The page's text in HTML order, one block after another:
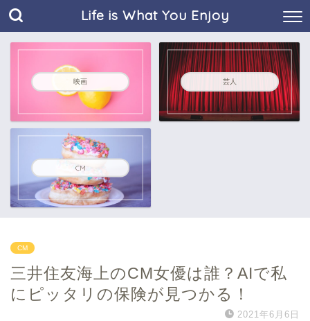
Life is What You Enjoy
映画 芸人
CM
CM
三井住友海上のCM女優は誰？AIで私
にピッタリの保険が見つかる！
2021年6月6日